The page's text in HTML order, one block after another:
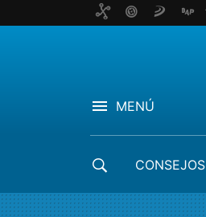
MENÚ
CONSEJOS